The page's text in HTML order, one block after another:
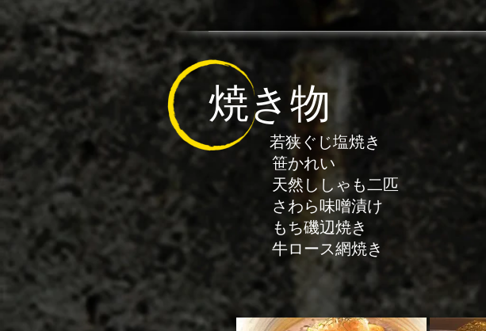
焼き物
若狭ぐじ塩焼き
笹かれい
天然ししゃも二匹
さわら味噌漬け
もち磯辺焼き
​ 牛ロース網焼き